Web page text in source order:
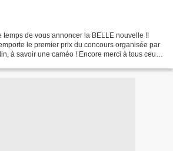
temps de vous annoncer la BELLE nouvelle !!
le premier prix du concours organisée par
à savoir une caméo ! Encore merci à tous ceux